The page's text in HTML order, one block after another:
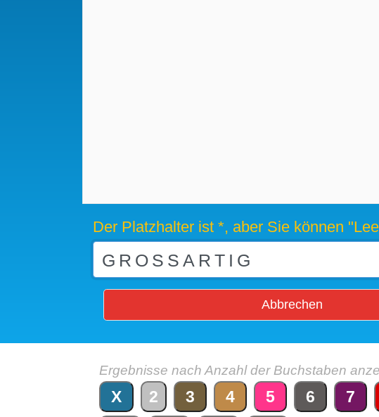
Der Platzhalter ist *, aber Sie können
Abbrechen
Ergebnisse nach Anzahl der Buchstaben
X 2 3 4 5 6 7